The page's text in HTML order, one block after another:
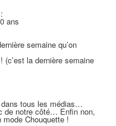
ans
semaine qu’on
la dernière semaine
dans tous les médias…
de notre côté… Enfin non,
Chouquette !